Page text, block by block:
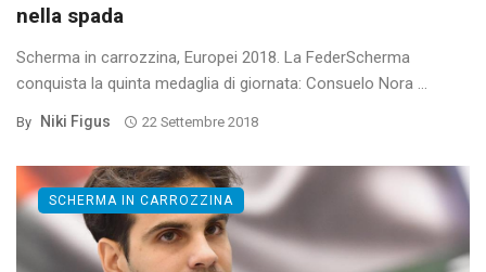
nella spada
Scherma in carrozzina, Europei 2018. La FederScherma
conquista la quinta medaglia di giornata: Consuelo Nora ...
By Niki Figus 22 Settembre 2018
SCHERMA IN CARROZZINA